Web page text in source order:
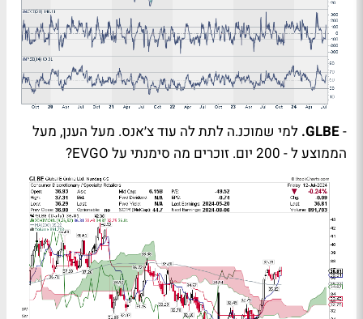
-
GLBE
. למי שמוכנ.ה לתת לה עוד צ׳אנס. מעל הענן, מעל
הממוצע ל - 200 יום. זוכרים מה סימנתי על
EVGO
?